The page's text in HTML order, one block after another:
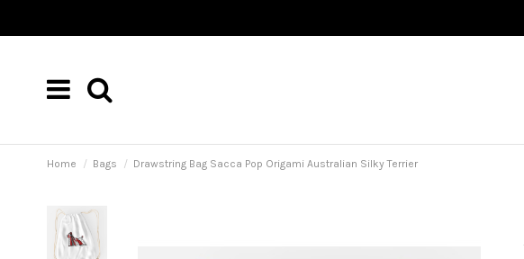
Home Bags Drawstring Bag Sacca Pop Origami Australian Silky Terrier